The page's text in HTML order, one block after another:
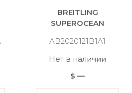
BREITLING
SUPEROCEAN
AB2020121B1A1
Нет в наличии
$ —